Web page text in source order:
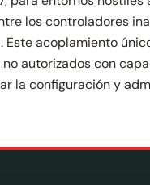
los controladores
Este acoplamiento
autorizados con
la configuración y